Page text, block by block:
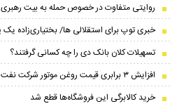
روایتی متفاوت در خصوص حمله به بیت رهبری
خبری توپ برای استقلالی ها/ بختیاری‌زاده یک
تسهیلات کلان بانک دی را چه کسانی گرفتند؟
افزایش ۳ برابری قیمت روغن موتور شرکت نفت‌پارس در یکسال !
خرید کالابرگی این فروشگاه‌ها قطع شد